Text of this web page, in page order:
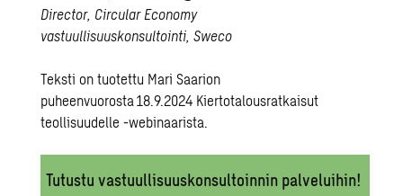
Director, Circular Economy
vastuullisuuskonsultointi, Sweco
Teksti on tuotettu Mari Saarion
puheenvuorosta 18.9.2024 Kiertotalousratkaisut
teollisuudelle -webinaarista.
Tutustu vastuullisuuskonsultoinnin palveluihin!